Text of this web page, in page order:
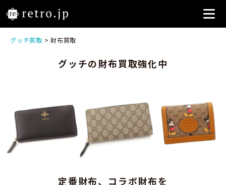
グッチ買取 > 財布買取
グッチの財布買取強化中
定番財布、コラボ財布を